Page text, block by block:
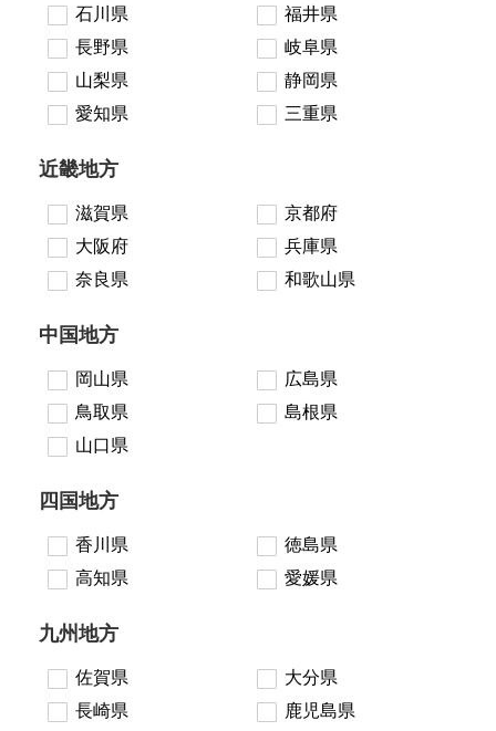
石川県
福井県
長野県
岐阜県
山梨県
静岡県
愛知県
三重県
近畿地方
滋賀県
京都府
大阪府
兵庫県
奈良県
和歌山県
中国地方
岡山県
広島県
鳥取県
島根県
山口県
四国地方
香川県
徳島県
高知県
愛媛県
九州地方
佐賀県
大分県
長崎県
鹿児島県